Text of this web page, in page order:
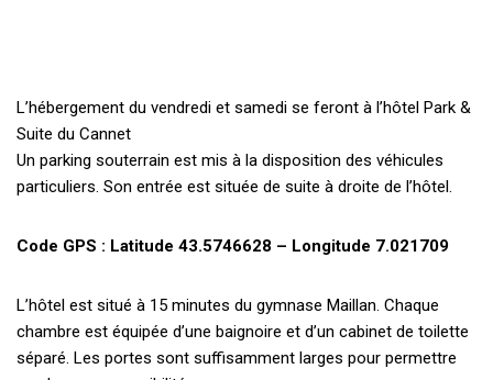
L’hébergement du vendredi et samedi se feront à l’hôtel Park &
Suite du Cannet
Un parking souterrain est mis à la disposition des véhicules
particuliers. Son entrée est située de suite à droite de l’hôtel.
Code GPS : Latitude 43.5746628 – Longitude 7.021709
L’hôtel est situé à 15 minutes du gymnase Maillan. Chaque
chambre est équipée d’une baignoire et d’un cabinet de toilette
séparé. Les portes sont suffisamment larges pour permettre